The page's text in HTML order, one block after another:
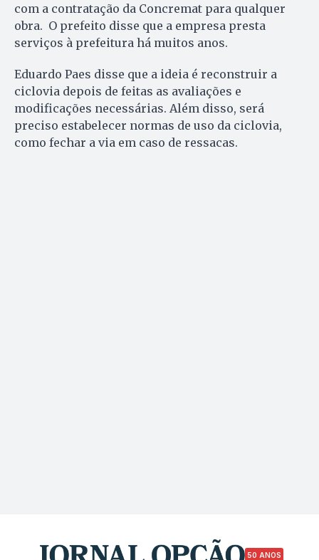
com a contratação da Concremat para qualquer
obra. O prefeito disse que a empresa presta
serviços à prefeitura há muitos anos.
Eduardo Paes disse que a ideia é reconstruir a
ciclovia depois de feitas as avaliações e
modificações necessárias. Além disso, será
preciso estabelecer normas de uso da ciclovia,
como fechar a via em caso de ressacas.
50 ANOS